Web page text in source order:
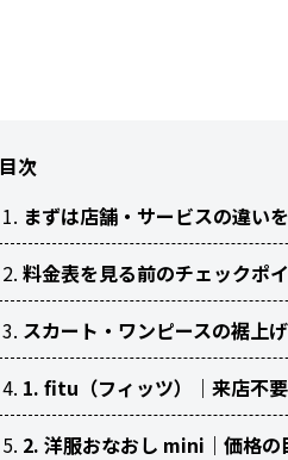
目次
まずは店舗・サービスの違い
料金表を見る前のチェックポ
スカート・ワンピースの裾上
1. fitu（フィッツ）｜来店不
2. 洋服おなおし mini｜価格